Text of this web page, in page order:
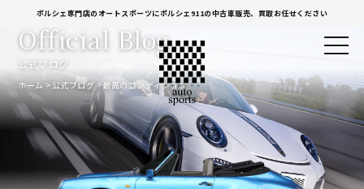
ポルシェ専門店のオートスポーツにポルシェ911の中古車販売、買取お任せください
公式ブログ
Official Blog
ホーム 公式ブログ 最高のコンディション